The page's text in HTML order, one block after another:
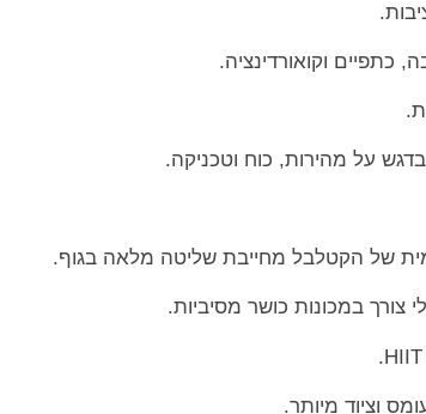
של הקטלבל מחייבת שליטה מלאה בגוף.
צורך במכונות כושר מסיביות.
וציוד מיותר.